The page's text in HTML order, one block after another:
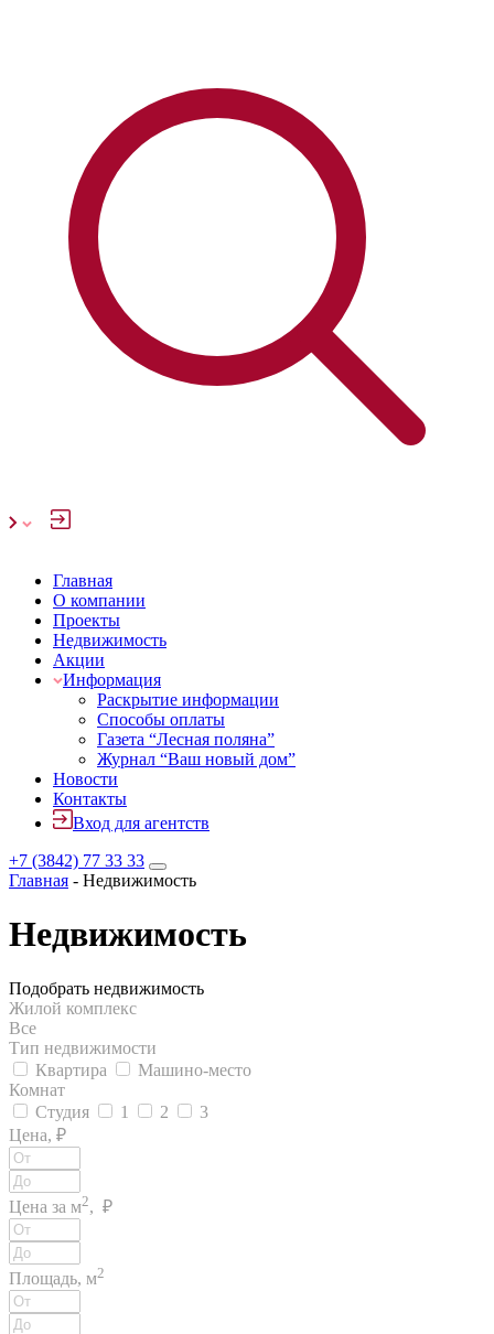
Главная
О компании
Проекты
Недвижимость
Акции
Информация
Раскрытие информации
Способы оплаты
Газета “Лесная поляна”
Журнал “Ваш новый дом”
Новости
Контакты
Вход для агентств
+7 (3842) 77 33 33
Главная - Недвижимость
Недвижимость
Подобрать недвижимость
Жилой комплекс
Все
Тип недвижимости
Квартира
Машино-место
Комнат
Студия
1 2
3
Цена, ₽
Цена за м2, ₽
Площадь, м2